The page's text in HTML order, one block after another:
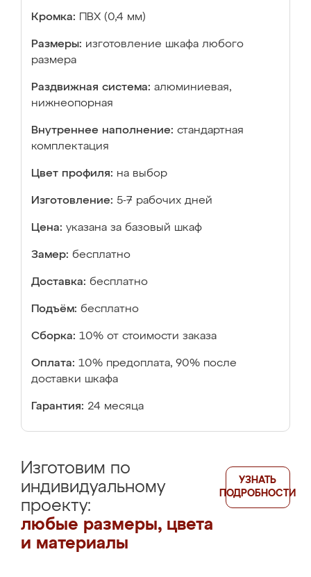
Кромка: ПВХ (0,4 мм)
Размеры: изготовление шкафа любого
размера
Раздвижная система: алюминиевая,
нижнеопорная
Внутреннее наполнение: стандартная
комплектация
Цвет профиля: на выбор
Изготовление: 5-7 рабочих дней
Цена: указана за базовый шкаф
Замер: бесплатно
Доставка: бесплатно
Подъём: бесплатно
Сборка: 10% от стоимости заказа
Оплата: 10% предоплата, 90% после
доставки шкафа
Гарантия: 24 месяца
Изготовим по
индивидуальному
проекту:
любые размеры, цвета
и материалы
УЗНАТЬ
ПОДРОБНОСТИ